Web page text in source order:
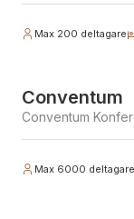
Max 200 deltagare
Conventum
Conventum
Max 6000 deltagare